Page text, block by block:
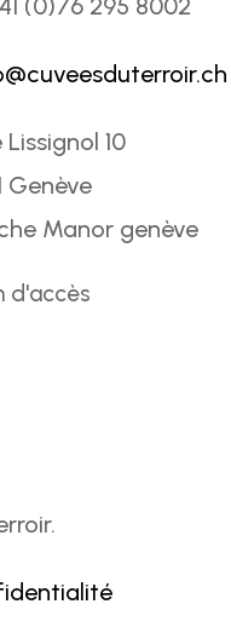
(0)76 295 8002
Lissignol 10
Genève
Manor genève
d'accès